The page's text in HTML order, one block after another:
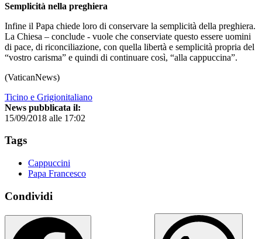
Semplicità nella preghiera
Infine il Papa chiede loro di conservare la semplicità della preghiera.
La Chiesa – conclude - vuole che conserviate questo essere uomini
di pace, di riconciliazione, con quella libertà e semplicità propria del
“vostro carisma” e quindi di continuare così, “alla cappuccina”.
(VaticanNews)
Ticino e Grigionitaliano
News pubblicata il:
15/09/2018 alle 17:02
Tags
Cappuccini
Papa Francesco
Condividi